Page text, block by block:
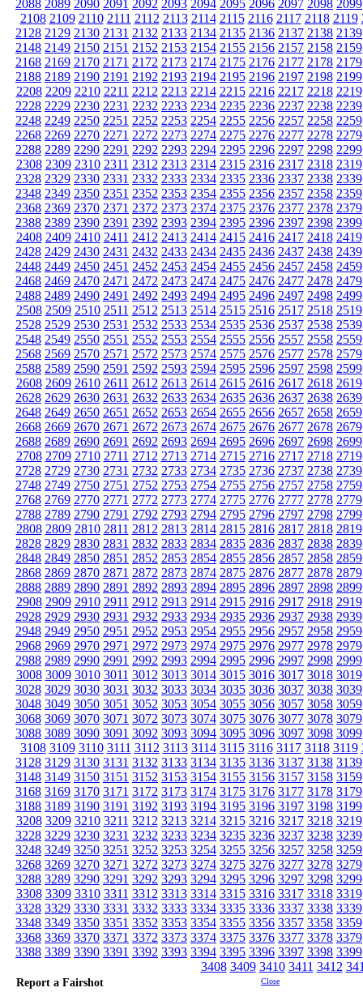
2088 2089 2090 2091 2092 2093 2094 2095 2096 2097 2098 2099
2108 2109 2110 2111 2112 2113 2114 2115 2116 2117 2118 2119
2128 2129 2130 2131 2132 2133 2134 2135 2136 2137 2138 2139
2148 2149 2150 2151 2152 2153 2154 2155 2156 2157 2158 2159
2168 2169 2170 2171 2172 2173 2174 2175 2176 2177 2178 2179
2188 2189 2190 2191 2192 2193 2194 2195 2196 2197 2198 2199
2208 2209 2210 2211 2212 2213 2214 2215 2216 2217 2218 2219
2228 2229 2230 2231 2232 2233 2234 2235 2236 2237 2238 2239
2248 2249 2250 2251 2252 2253 2254 2255 2256 2257 2258 2259
2268 2269 2270 2271 2272 2273 2274 2275 2276 2277 2278 2279
2288 2289 2290 2291 2292 2293 2294 2295 2296 2297 2298 2299
2308 2309 2310 2311 2312 2313 2314 2315 2316 2317 2318 2319
2328 2329 2330 2331 2332 2333 2334 2335 2336 2337 2338 2339
2348 2349 2350 2351 2352 2353 2354 2355 2356 2357 2358 2359
2368 2369 2370 2371 2372 2373 2374 2375 2376 2377 2378 2379
2388 2389 2390 2391 2392 2393 2394 2395 2396 2397 2398 2399
2408 2409 2410 2411 2412 2413 2414 2415 2416 2417 2418 2419
2428 2429 2430 2431 2432 2433 2434 2435 2436 2437 2438 2439
2448 2449 2450 2451 2452 2453 2454 2455 2456 2457 2458 2459
2468 2469 2470 2471 2472 2473 2474 2475 2476 2477 2478 2479
2488 2489 2490 2491 2492 2493 2494 2495 2496 2497 2498 2499
2508 2509 2510 2511 2512 2513 2514 2515 2516 2517 2518 2519
2528 2529 2530 2531 2532 2533 2534 2535 2536 2537 2538 2539
2548 2549 2550 2551 2552 2553 2554 2555 2556 2557 2558 2559
2568 2569 2570 2571 2572 2573 2574 2575 2576 2577 2578 2579
2588 2589 2590 2591 2592 2593 2594 2595 2596 2597 2598 2599
2608 2609 2610 2611 2612 2613 2614 2615 2616 2617 2618 2619
2628 2629 2630 2631 2632 2633 2634 2635 2636 2637 2638 2639
2648 2649 2650 2651 2652 2653 2654 2655 2656 2657 2658 2659
2668 2669 2670 2671 2672 2673 2674 2675 2676 2677 2678 2679
2688 2689 2690 2691 2692 2693 2694 2695 2696 2697 2698 2699
2708 2709 2710 2711 2712 2713 2714 2715 2716 2717 2718 2719
2728 2729 2730 2731 2732 2733 2734 2735 2736 2737 2738 2739
2748 2749 2750 2751 2752 2753 2754 2755 2756 2757 2758 2759
2768 2769 2770 2771 2772 2773 2774 2775 2776 2777 2778 2779
2788 2789 2790 2791 2792 2793 2794 2795 2796 2797 2798 2799
2808 2809 2810 2811 2812 2813 2814 2815 2816 2817 2818 2819
2828 2829 2830 2831 2832 2833 2834 2835 2836 2837 2838 2839
2848 2849 2850 2851 2852 2853 2854 2855 2856 2857 2858 2859
2868 2869 2870 2871 2872 2873 2874 2875 2876 2877 2878 2879
2888 2889 2890 2891 2892 2893 2894 2895 2896 2897 2898 2899
2908 2909 2910 2911 2912 2913 2914 2915 2916 2917 2918 2919
2928 2929 2930 2931 2932 2933 2934 2935 2936 2937 2938 2939
2948 2949 2950 2951 2952 2953 2954 2955 2956 2957 2958 2959
2968 2969 2970 2971 2972 2973 2974 2975 2976 2977 2978 2979
2988 2989 2990 2991 2992 2993 2994 2995 2996 2997 2998 2999
3008 3009 3010 3011 3012 3013 3014 3015 3016 3017 3018 3019
3028 3029 3030 3031 3032 3033 3034 3035 3036 3037 3038 3039
3048 3049 3050 3051 3052 3053 3054 3055 3056 3057 3058 3059
3068 3069 3070 3071 3072 3073 3074 3075 3076 3077 3078 3079
3088 3089 3090 3091 3092 3093 3094 3095 3096 3097 3098 3099
3108 3109 3110 3111 3112 3113 3114 3115 3116 3117 3118 3119
3128 3129 3130 3131 3132 3133 3134 3135 3136 3137 3138 3139
3148 3149 3150 3151 3152 3153 3154 3155 3156 3157 3158 3159
3168 3169 3170 3171 3172 3173 3174 3175 3176 3177 3178 3179
3188 3189 3190 3191 3192 3193 3194 3195 3196 3197 3198 3199
3208 3209 3210 3211 3212 3213 3214 3215 3216 3217 3218 3219
3228 3229 3230 3231 3232 3233 3234 3235 3236 3237 3238 3239
3248 3249 3250 3251 3252 3253 3254 3255 3256 3257 3258 3259
3268 3269 3270 3271 3272 3273 3274 3275 3276 3277 3278 3279
3288 3289 3290 3291 3292 3293 3294 3295 3296 3297 3298 3299
3308 3309 3310 3311 3312 3313 3314 3315 3316 3317 3318 3319
3328 3329 3330 3331 3332 3333 3334 3335 3336 3337 3338 3339
3348 3349 3350 3351 3352 3353 3354 3355 3356 3357 3358 3359
3368 3369 3370 3371 3372 3373 3374 3375 3376 3377 3378 3379
3388 3389 3390 3391 3392 3393 3394 3395 3396 3397 3398 3399
3408 3409 3410 3411 3412
Report a Fairshot Close